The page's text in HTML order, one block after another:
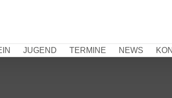
JUGEND TERMINE NEWS